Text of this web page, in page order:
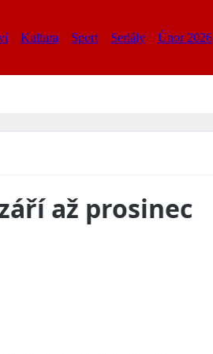
Kultura Sport Seriály Únor 2026
až prosinec